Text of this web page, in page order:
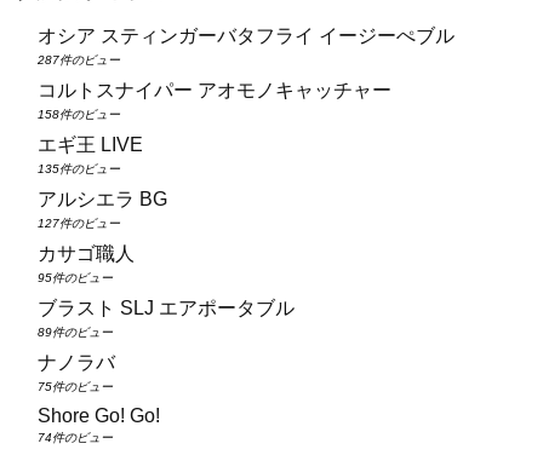
オシア スティンガーバタフライ イージーぺブル
287件のビュー
コルトスナイパー アオモノキャッチャー
158件のビュー
エギ王 LIVE
135件のビュー
アルシエラ BG
127件のビュー
カサゴ職人
95件のビュー
ブラスト SLJ エアポータブル
89件のビュー
ナノラバ
75件のビュー
Shore Go! Go!
74件のビュー